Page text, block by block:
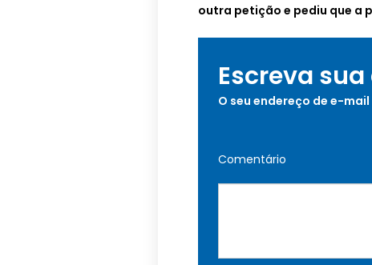
outra petição e pediu que a
Escreva
O seu endereço de e-
Comentário